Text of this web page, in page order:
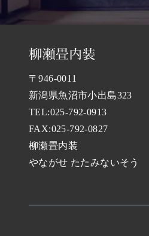
〒946-0011
新潟県魚沼市小出島323
TEL:025-792-0913
FAX:025-792-0827
柳瀬畳内装
やながせ たたみないそう